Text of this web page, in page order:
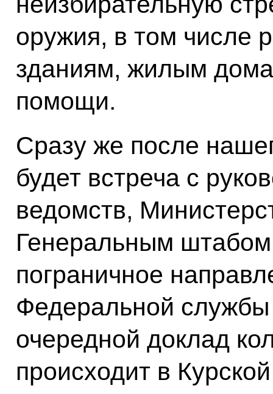
оружия, в том числе
зданиям, жилым
помощи.
Сразу же после
будет встреча с
ведомств,
Генеральным
пограничное
Федеральной
очередной доклад
происходит в